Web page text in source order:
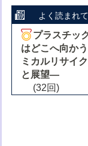
よく読まれ
プラスチッ
はどこへ向か
ミカルリサイ
と展望―
(32回)